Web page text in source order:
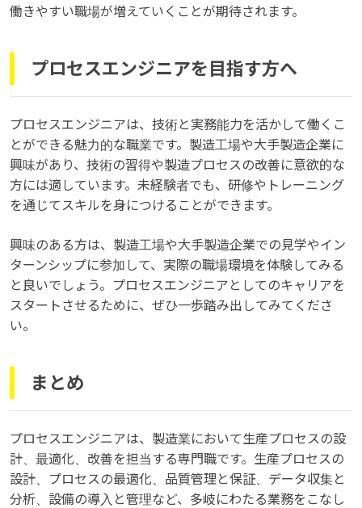
働きやすい職場が増えていくことが期待されます。
プロセスエンジニアを目指す方へ
プロセスエンジニアは、技術と実務能力を活かして働くこ
とができる魅力的な職業です。製造工場や大手製造企業に
興味があり、技術の習得や製造プロセスの改善に意欲的な
方には適しています。未経験者でも、研修やトレーニング
を通じてスキルを身につけることができます。
興味のある方は、製造工場や大手製造企業での見学やイン
ターンシップに参加して、実際の職場環境を体験してみる
と良いでしょう。プロセスエンジニアとしてのキャリアを
スタートさせるために、ぜひ一歩踏み出してみてくださ
い。
まとめ
プロセスエンジニアは、製造業において生産プロセスの設
計、最適化、改善を担当する専門職です。生産プロセスの
設計、プロセスの最適化、品質管理と保証、データ収集と
分析、設備の導入と管理など、多岐にわたる業務をこなし